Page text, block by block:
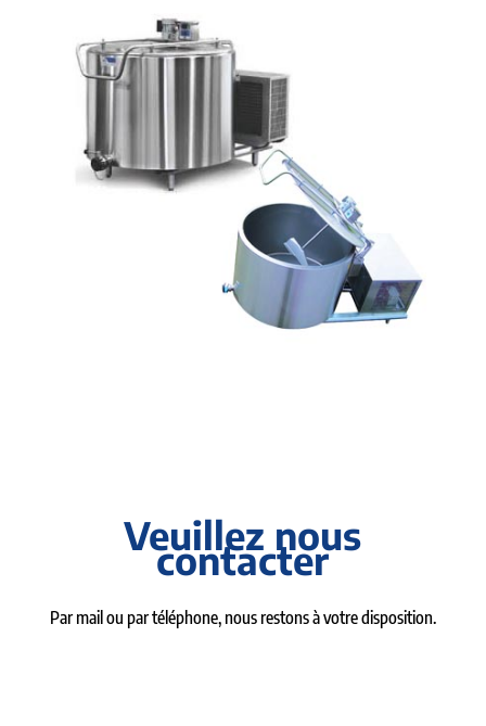
Veuillez nous
contacter
Par mail ou par téléphone, nous restons à votre disposition.